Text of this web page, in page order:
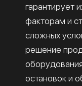
гарантирует
факторам и
сложных
решение
остановок и